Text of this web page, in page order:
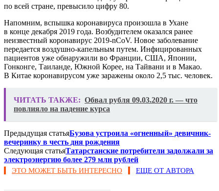
по всей стране, превысило цифру 80.
Напомним, вспышка коронавируса произошла в Ухане
в конце декабря 2019 года. Возбудителем оказался ранее
неизвестный коронавирус 2019-nCoV. Новое заболевание
передается воздушно-капельным путем. Инфицированных
пациентов уже обнаружили во Франции, США, Японии,
Гонконге, Таиланде, Южной Корее, на Тайвани и в Макао.
В Китае коронавирусом уже заражены около 2,5 тыс. человек.
ЧИТАТЬ ТАКЖЕ: Обвал рубля 09.03.2020 г. — что
повлияло на падение курса
Предыдущая статьяБузова устроила «огненный» девичник-
вечеринку в честь дня рождения
Следующая статьяТатарстанские потребители задолжали за
электроэнергию более 279 млн рублей
ЭТО МОЖЕТ БЫТЬ ИНТЕРЕСНО ЕЩЕ ОТ АВТОРА